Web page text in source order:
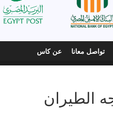
تواصل معانا عن كاس
الطيران